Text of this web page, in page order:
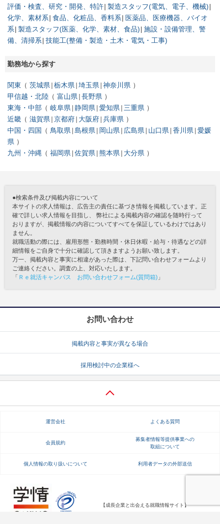
評価・検査、研究・開発、特許 製造スタッフ(電気、電子、機械)
化学、素材系 食品、化粧品、香料系
医薬品、医療機器、バイオ
系 製造スタッフ(医薬、化学、素材、食品) 施設・設備管理、警
備、清掃系 技能工(整備・製造・土木・電気・工事)
勤務地から探す
関東 茨城県 栃木県 埼玉県 神奈川県
甲信越・北陸
富山県 長野県
東海・中部
岐阜県 静岡県 愛知県 三重県
近畿
滋賀県 京都府 大阪府 兵庫県
中国・四国
鳥取県 島根県 岡山県 広島県 山口県 香川県 愛媛
県
九州・沖縄
福岡県 佐賀県 熊本県 大分県
●検索条件及び掲載内容について
本サイトの求人情報は、広告主の責任に基づき情報を掲載しています。正
確で詳しい求人情報を目指し、 弊社による掲載内容の確認を随時行って
おりますが、掲載情報の内容についてすべてを保証しているわけではあり
ません。
就職活動の際には、雇用形態・勤務時間・休日休暇・給与・待遇などの詳
細情報をご自身で十分に確認して頂きますようお願い致します。
万一、掲載内容と事実に相違があった際は、下記問い合わせフォームより
ご連絡ください。調査の上、対応いたします。
「 Ｒｅ就活キャンパス お問い合わせフォーム(質問箱) 」
お問い合わせ
掲載内容と事実が異なる場合
採用検討中の企業様へ
運営会社 よくある質問
会員規約
募集者情報等提供事業への
取組について
個人情報の取り扱いについて 利用者データの外部送信
【成長企業と出会える就職情報サイト】